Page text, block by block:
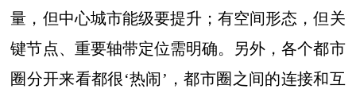
量，但中心城市能级要提升；有空间形态，但关
键节点、重要轴带定位需明确。另外，各个都市
圈分开来看都很‘热闹’，都市圈之间的连接和互